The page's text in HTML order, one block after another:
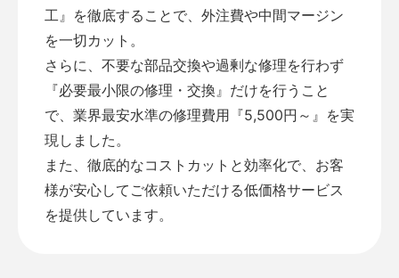
工』を徹底することで、外注費や中間マージン
を一切カット。
さらに、不要な部品交換や過剰な修理を行わず
『必要最小限の修理・交換』だけを行うこと
で、業界最安水準の修理費用『5,500円～』を実
現しました。
また、徹底的なコストカットと効率化で、お客
様が安心してご依頼いただける低価格サービス
を提供しています。